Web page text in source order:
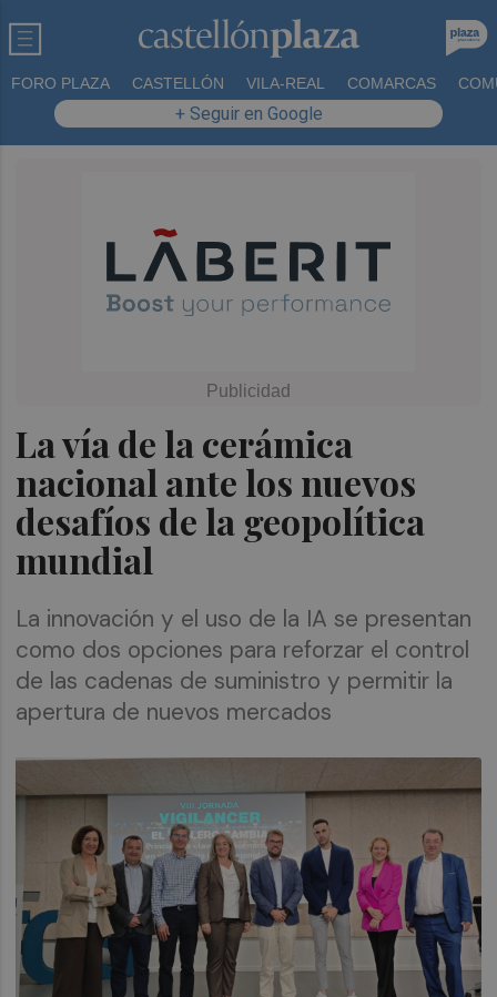
FORO PLAZA CASTELLÓN VILA-REAL COMARCAS
+ Seguir en Google
La vía de la cerámica
nacional ante los nuevos
desafíos de la geopolítica
mundial
La innovación y el uso de la IA se presentan
como dos opciones para reforzar el control
de las cadenas de suministro y permitir la
apertura de nuevos mercados